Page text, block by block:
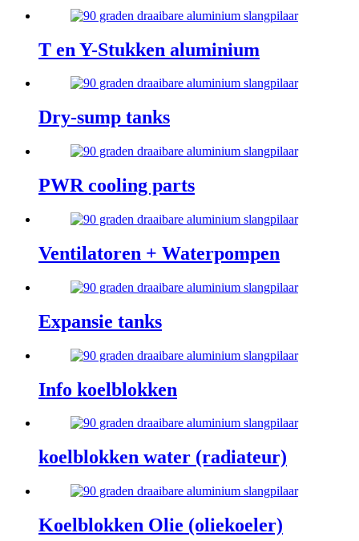
T en Y-Stukken aluminium
Dry-sump tanks
PWR cooling parts
Ventilatoren + Waterpompen
Expansie tanks
Info koelblokken
koelblokken water (radiateur)
Koelblokken Olie (oliekoeler)